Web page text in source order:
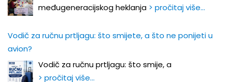
međugeneracijskog heklanja > pročitaj više…
Vodič za ručnu prtljagu: što smijete, a što ne ponijeti u
avion?
Vodič za ručnu prtljagu: što smije, a
> pročitaj više…